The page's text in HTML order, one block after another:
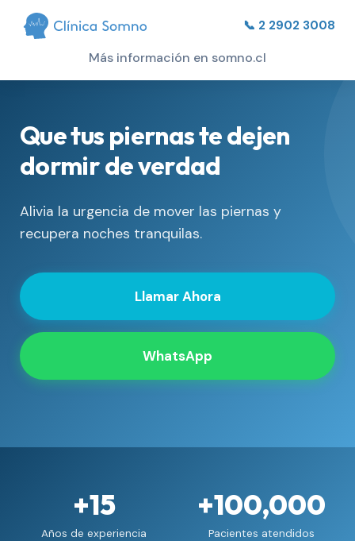
📞 2 2902 3008
Más información en somno.cl
Que tus piernas te dejen
dormir de verdad
Alivia la urgencia de mover las piernas y
recupera noches tranquilas.
Llamar Ahora
WhatsApp
+15
Años de experiencia
+100,000
Pacientes atendidos